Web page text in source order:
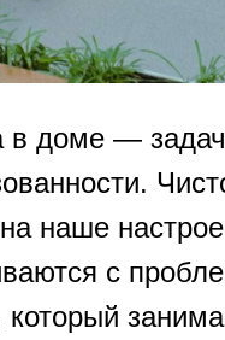
доме —
наше
с
который